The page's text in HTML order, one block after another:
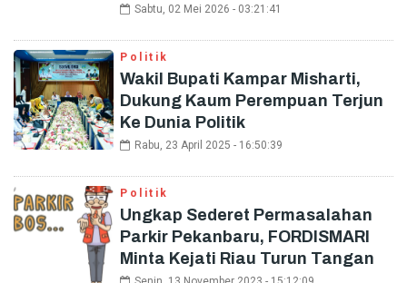
Sabtu, 02 Mei 2026 - 03:21:41
Politik
Wakil Bupati Kampar Misharti,
Dukung Kaum Perempuan Terjun
Ke Dunia Politik
Rabu, 23 April 2025 - 16:50:39
Politik
Ungkap Sederet Permasalahan
Parkir Pekanbaru, FORDISMARI
Minta Kejati Riau Turun Tangan